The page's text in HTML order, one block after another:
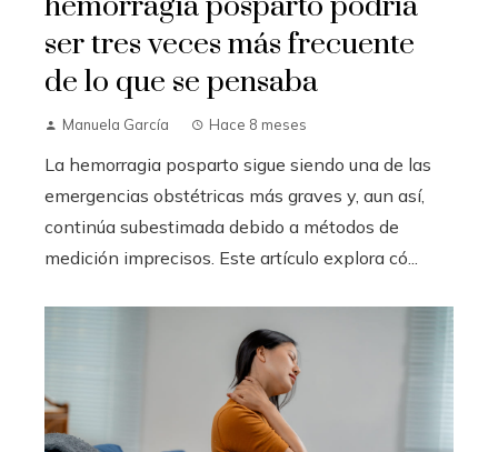
ser tres veces más frecuente
de lo que se pensaba
Manuela García Hace 8 meses
La hemorragia posparto sigue siendo una de las
emergencias obstétricas más graves y, aun así,
continúa subestimada debido a métodos de
medición imprecisos. Este artículo explora có...